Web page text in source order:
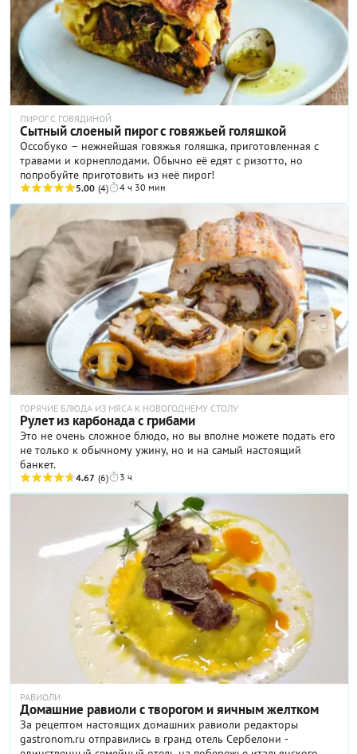
ПИРОГ С ГОВЯДИНОЙ
Сытный слоеный пирог с говяжьей голяшкой
Оссобуко – нежнейшая говяжья голяшка, приготовленная с
травами и корнеплодами. Обычно её едят с ризотто, но
попробуйте приготовить из неё пирог!
5.00 (4) 4 ч 30 мин
ГОРЯЧИЕ БЛЮДА ИЗ МЯСА К НОВОГОДНЕМУ СТОЛУ
Рулет из карбонада с грибами
Это не очень сложное блюдо, но вы вполне можете подать его
не только к обычному ужину, но и на самый настоящий
банкет.
4.67 (6) 3 ч
РАВИОЛИ
Домашние равиоли с творогом и яичным желтком
За рецептом настоящих домашних равиоли редакторы
gastronom.ru отправились в гранд отель Сербелони -